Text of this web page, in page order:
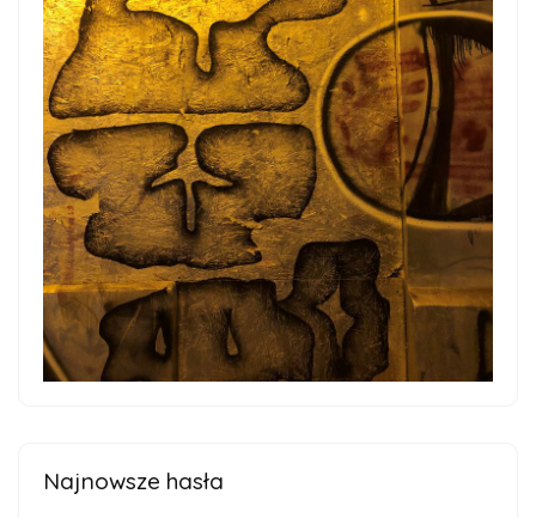
Najnowsze hasła